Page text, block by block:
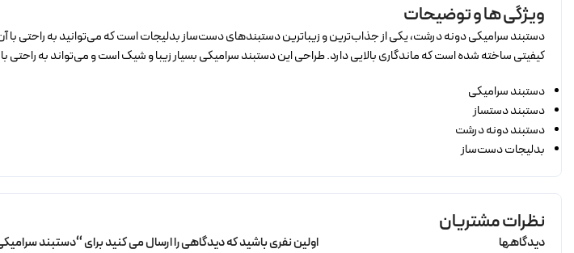
ویژگی ها و توضیحات
دستبند سرامیکی دونه درشت، یکی از جذاب‌ترین و زیباترین دستبند‌های دست‌ساز بدلیجات است که می‌توانید به راحتی با
کیفیتی ساخته شده است که ماندگاری بالایی دارد. طراحی این دستبند سرامیکی بسیار زیبا و شیک است و می‌تواند به
دستبند سرامیکی
دستبند دستساز
دستبند دونه درشت
بدلیجات دست‌ساز
نظرات مشتریان
دیدگاهها
اولین نفری باشید که دیدگاهی را ارسال می کنید برای “دستبند